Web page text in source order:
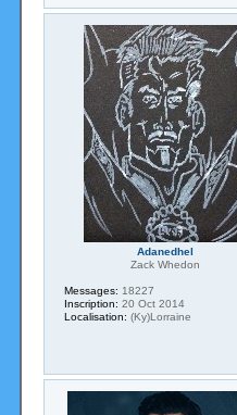
Adanedhel
Zack Whedon
Messages: 18227
Inscription: 20 Oct 2014
Localisation: (Ky)Lorraine